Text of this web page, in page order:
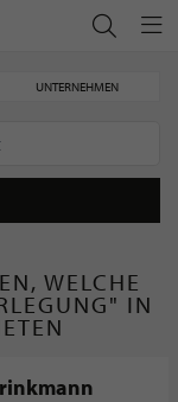
UNTERNEHMEN
WELCHE
IN